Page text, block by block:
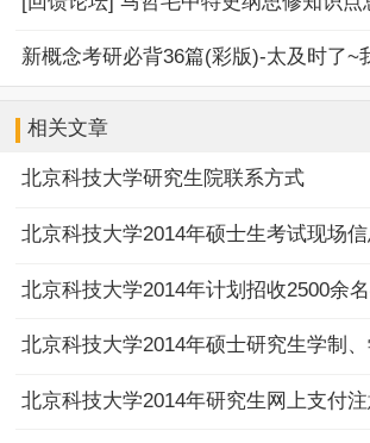
新概念考研必背36篇(彩版)-太及时了~
相关文章
北京科技大学研究生院联系方式
北京科技大学2014年研究生网上支付